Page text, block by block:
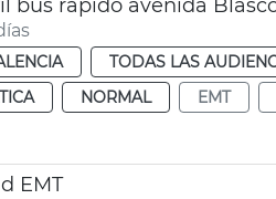
bus rápido avenida
TODAS LAS
NORMAL EMT
EMT